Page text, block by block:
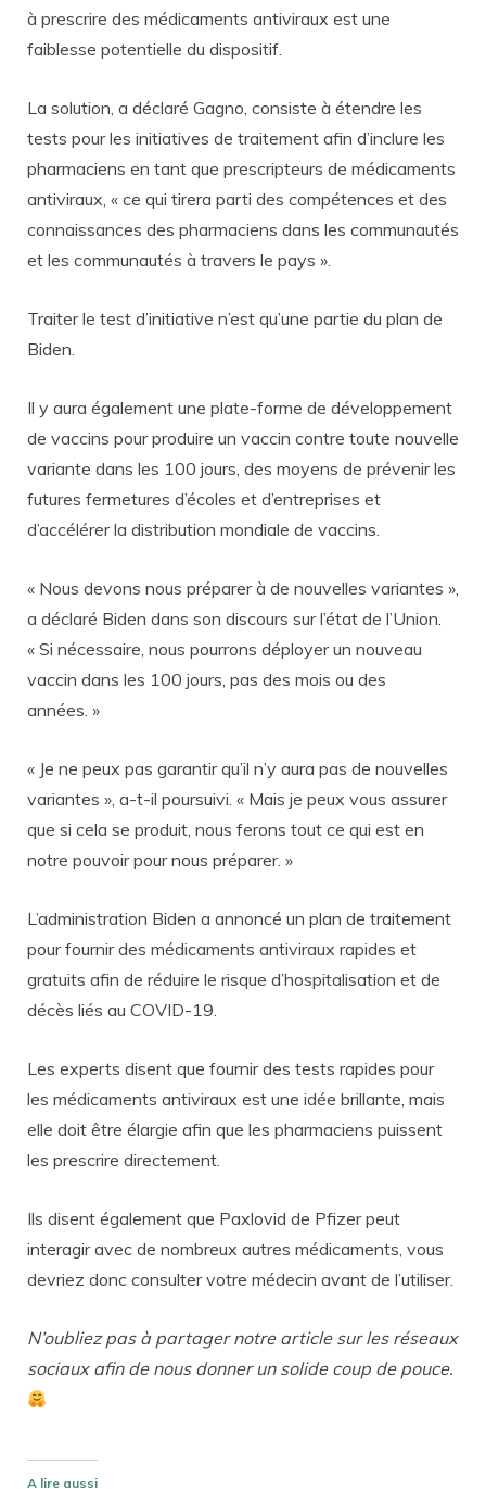
à prescrire des médicaments antiviraux est une
faiblesse potentielle du dispositif.
La solution, a déclaré Gagno, consiste à étendre les
tests pour les initiatives de traitement afin d’inclure les
pharmaciens en tant que prescripteurs de médicaments
antiviraux, « ce qui tirera parti des compétences et des
connaissances des pharmaciens dans les communautés
et les communautés à travers le pays ».
Traiter le test d’initiative n’est qu’une partie du plan de
Biden.
Il y aura également une plate-forme de développement
de vaccins pour produire un vaccin contre toute nouvelle
variante dans les 100 jours, des moyens de prévenir les
futures fermetures d’écoles et d’entreprises et
d’accélérer la distribution mondiale de vaccins.
« Nous devons nous préparer à de nouvelles variantes »,
a déclaré Biden dans son discours sur l’état de l’Union.
« Si nécessaire, nous pourrons déployer un nouveau
vaccin dans les 100 jours, pas des mois ou des
années. »
« Je ne peux pas garantir qu’il n’y aura pas de nouvelles
variantes », a-t-il poursuivi. « Mais je peux vous assurer
que si cela se produit, nous ferons tout ce qui est en
notre pouvoir pour nous préparer. »
L’administration Biden a annoncé un plan de traitement
pour fournir des médicaments antiviraux rapides et
gratuits afin de réduire le risque d’hospitalisation et de
décès liés au COVID-19.
Les experts disent que fournir des tests rapides pour
les médicaments antiviraux est une idée brillante, mais
elle doit être élargie afin que les pharmaciens puissent
les prescrire directement.
Ils disent également que Paxlovid de Pfizer peut
interagir avec de nombreux autres médicaments, vous
devriez donc consulter votre médecin avant de l’utiliser.
N’oubliez pas à partager notre article sur les réseaux
sociaux afin de nous donner un solide coup de pouce.
A lire aussi